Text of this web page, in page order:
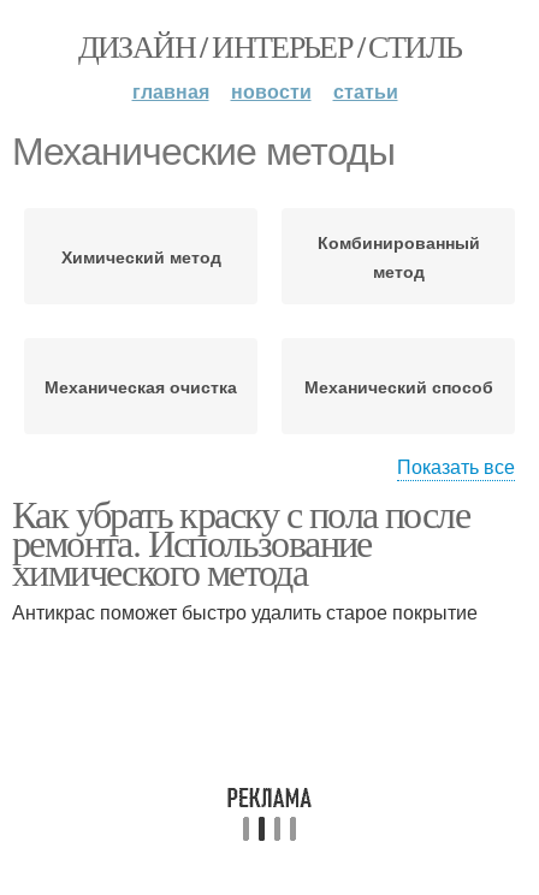
ДИЗАЙН / ИНТЕРЬЕР / СТИЛЬ
главная новости статьи
Механические методы
Химический метод
Комбинированный
метод
Механическая очистка Механический способ
Механические способы
Показать все
Как убрать краску с пола после
ремонта. Использование
химического метода
Антикрас поможет быстро удалить старое покрытие